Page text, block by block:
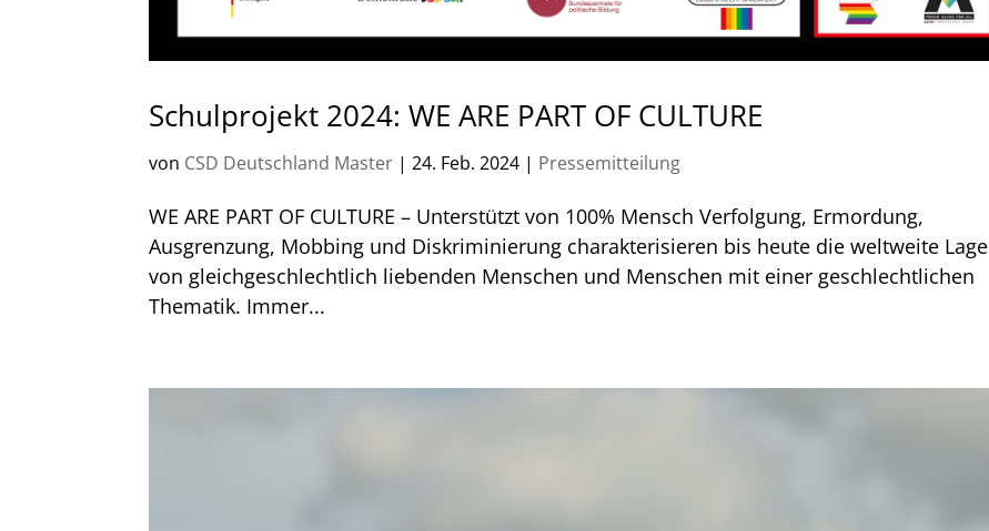
Schulprojekt 2024: WE ARE PART OF CULTURE
von CSD Deutschland Master |24. Feb. 2024 | Pressemitteilung
WE ARE PART OF CULTURE – Unterstützt von 100% Mensch Verfolgung, Ermordung,
Ausgrenzung, Mobbing und Diskriminierung charakterisieren bis heute die weltweite Lage
von gleichgeschlechtlich liebenden Menschen und Menschen mit einer geschlechtlichen
Thematik. Immer...